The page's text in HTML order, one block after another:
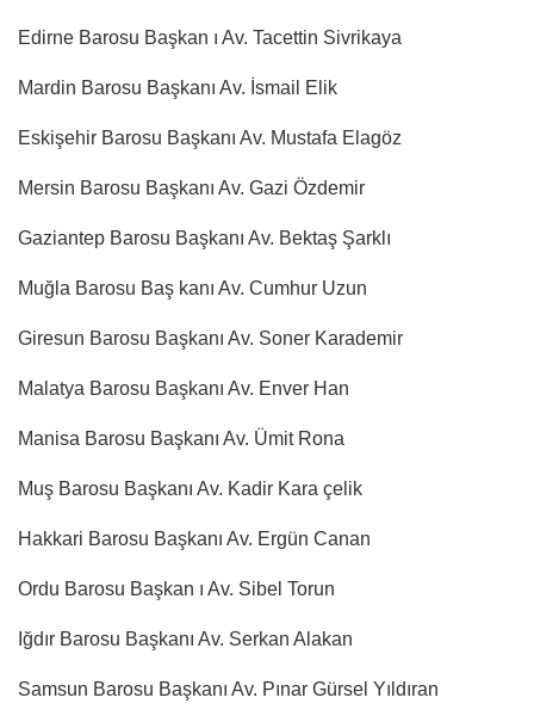
Edirne Barosu Başkan ı Av. Tacettin Sivrikaya
Mardin Barosu Başkanı Av. İsmail Elik
Eskişehir Barosu Başkanı Av. Mustafa Elagöz
Mersin Barosu Başkanı Av. Gazi Özdemir
Gaziantep Barosu Başkanı Av. Bektaş Şarklı
Muğla Barosu Baş kanı Av. Cumhur Uzun
Giresun Barosu Başkanı Av. Soner Karademir
Malatya Barosu Başkanı Av. Enver Han
Manisa Barosu Başkanı Av. Ümit Rona
Muş Barosu Başkanı Av. Kadir Kara çelik
Hakkari Barosu Başkanı Av. Ergün Canan
Ordu Barosu Başkan ı Av. Sibel Torun
Iğdır Barosu Başkanı Av. Serkan Alakan
Samsun Barosu Başkanı Av. Pınar Gürsel Yıldıran